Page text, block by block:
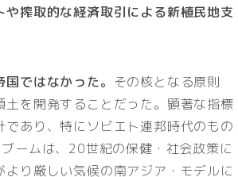
搾取的な経済取引による新植民地支
ではなかった。 その核となる原則
を開発することだった。顕著な指標
あり、特にソビエト連邦時代のもの
ームは、20世紀の保健・社会政策に
り厳しい気候の南アジア・モデルに